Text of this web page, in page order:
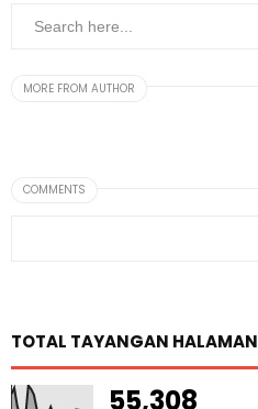
MORE FROM AUTHOR
COMMENTS
TOTAL TAYANGAN HALAMAN
55,308